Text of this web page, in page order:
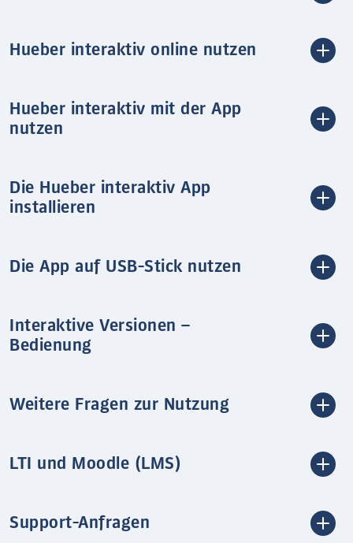
Hueber interaktiv online nutzen
Hueber interaktiv mit der App
nutzen
Die Hueber interaktiv App
installieren
Die App auf USB-Stick nutzen
Interaktive Versionen –
Bedienung
Weitere Fragen zur Nutzung
LTI und Moodle (LMS)
Support-Anfragen